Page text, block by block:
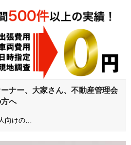
ーナー、大家さん、不動産管理会
へ
向けの…